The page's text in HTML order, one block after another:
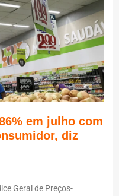
em julho com
diz
Geral de Preços-